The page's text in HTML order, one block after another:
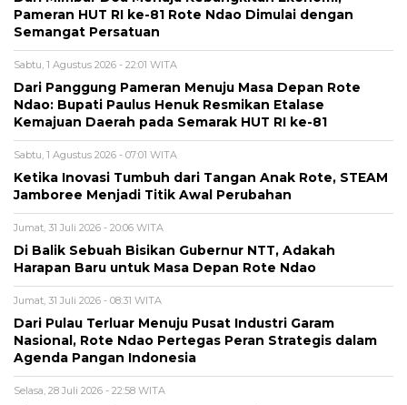
Pameran HUT RI ke-81 Rote Ndao Dimulai dengan
Semangat Persatuan
Sabtu, 1 Agustus 2026 - 22:01 WITA
Dari Panggung Pameran Menuju Masa Depan Rote
Ndao: Bupati Paulus Henuk Resmikan Etalase
Kemajuan Daerah pada Semarak HUT RI ke-81
Sabtu, 1 Agustus 2026 - 07:01 WITA
Ketika Inovasi Tumbuh dari Tangan Anak Rote, STEAM
Jamboree Menjadi Titik Awal Perubahan
Jumat, 31 Juli 2026 - 20:06 WITA
Di Balik Sebuah Bisikan Gubernur NTT, Adakah
Harapan Baru untuk Masa Depan Rote Ndao
Jumat, 31 Juli 2026 - 08:31 WITA
Dari Pulau Terluar Menuju Pusat Industri Garam
Nasional, Rote Ndao Pertegas Peran Strategis dalam
Agenda Pangan Indonesia
Selasa, 28 Juli 2026 - 22:58 WITA